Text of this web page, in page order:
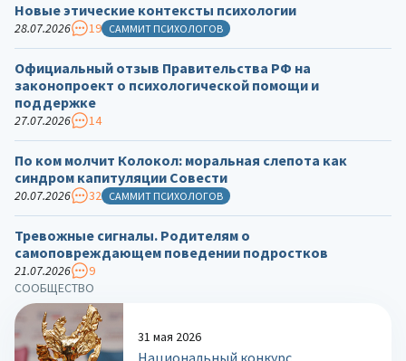
СООБЩЕСТВО
31 мая 2026
Национальный конкурс
Новые этические контексты психологии
28.07.2026 19 САММИТ ПСИХОЛОГОВ
Официальный отзыв Правительства РФ на
законопроект о психологической помощи и
поддержке
27.07.2026 14
По ком молчит Колокол: моральная слепота как
синдром капитуляции Совести
20.07.2026 32 САММИТ ПСИХОЛОГОВ
Тревожные сигналы. Родителям о
самоповреждающем поведении подростков
21.07.2026 9